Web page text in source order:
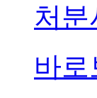
처분
바로